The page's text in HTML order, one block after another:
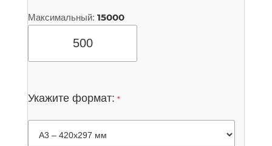
Максимальный: 15000
Укажите формат: *